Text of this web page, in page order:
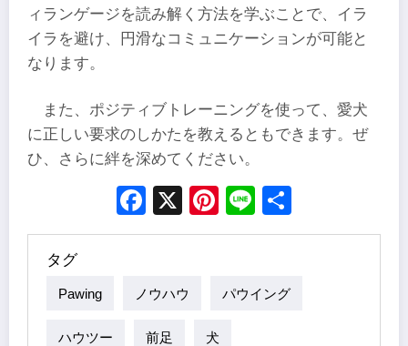
ィランゲージを読み解く方法を学ぶことで、イラ
イラを避け、円滑なコミュニケーションが可能と
なります。
また、ポジティブトレーニングを使って、愛犬
に正しい要求のしかたを教えるともできます。ぜ
ひ、さらに絆を深めてください。
Facebook
X Pinterest
Line
タグ
Pawing ノウハウ パウイング
ハウツー 前足 犬